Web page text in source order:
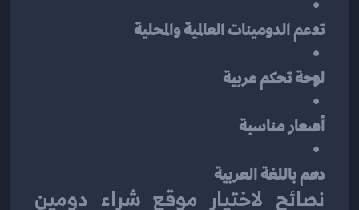
تدعم الدومينات العالمية والمحلية
لوحة تحكم عربية
أسعار مناسبة
دعم باللغة العربية